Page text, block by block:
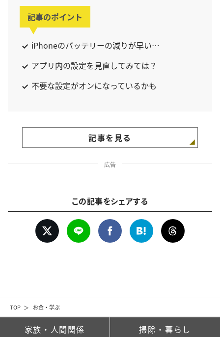
TOP お金・学ぶ
記事のポイント
iPhoneのバッテリーの減りが早い…
アプリ内の設定を見直してみては？
不要な設定がオンになっているかも
記事を見る
広告
この記事をシェアする
家族・人間関係 掃除・暮らし